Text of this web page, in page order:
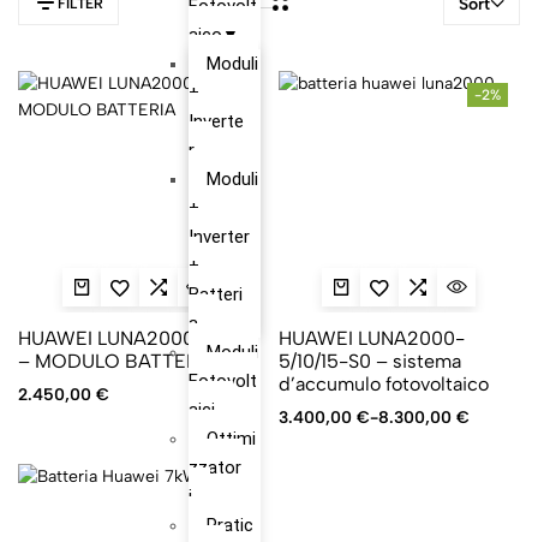
Fotovolt
aico
Moduli
+
Inverte
r
Moduli
+
Inverter
+
Batteri
a
Moduli
Fotovolt
aici
Ottimi
zzator
i
Pratic
HUAWEI LUNA2000-5-E0
– MODULO BATTERIA
2.450,00 €
-2%
HUAWEI LUNA2000-
5/10/15-S0 – sistema
d’accumulo fotovoltaico
3.400,00 €-8.300,00 €